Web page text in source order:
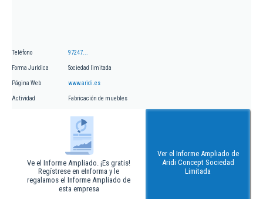
Teléfono 97247...
Forma Jurídica Sociedad limitada
Página Web www.aridi.es
Actividad Fabricación de muebles
Ve el Informe Ampliado. ¡Es gratis!
Regístrese en eInforma y le
regalamos el Informe Ampliado de
esta empresa
Ver el Informe Ampliado de
Aridi Concept Sociedad
Limitada